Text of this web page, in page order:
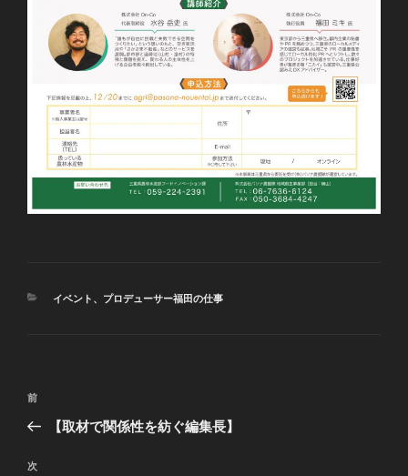
カ
イベント 、 プロデューサー福田の仕事
投
ナ
ビ
前
の
稿
前
【取材で関係性を紡ぐ編集長】
次
次